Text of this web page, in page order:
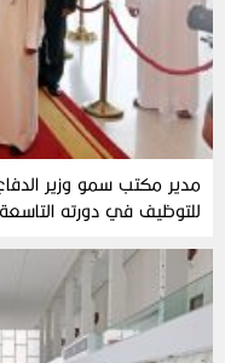
مدير مكتب سمو وزير
للتوظيف في دورته التاسعة